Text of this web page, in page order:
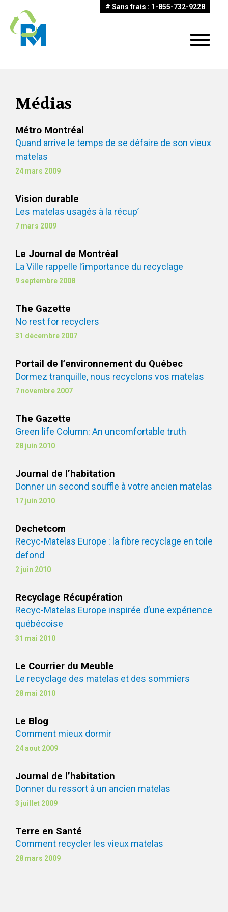
# Sans frais : 1-855-732-9228
Médias
Métro Montréal
Quand arrive le temps de se défaire de son vieux
matelas
24 mars 2009
Vision durable
Les matelas usagés à la récup’
7 mars 2009
Le Journal de Montréal
La Ville rappelle l’importance du recyclage
9 septembre 2008
The Gazette
No rest for recyclers
31 décembre 2007
Portail de l’environnement du Québec
Dormez tranquille, nous recyclons vos matelas
7 novembre 2007
The Gazette
Green life Column: An uncomfortable truth
28 juin 2010
Journal de l’habitation
Donner un second souffle à votre ancien matelas
17 juin 2010
Dechetcom
Recyc-Matelas Europe : la fibre recyclage en toile
defond
2 juin 2010
Recyclage Récupération
Recyc-Matelas Europe inspirée d’une expérience
québécoise
31 mai 2010
Le Courrier du Meuble
Le recyclage des matelas et des sommiers
28 mai 2010
Le Blog
Comment mieux dormir
24 aout 2009
Journal de l’habitation
Donner du ressort à un ancien matelas
3 juillet 2009
Terre en Santé
Comment recycler les vieux matelas
28 mars 2009